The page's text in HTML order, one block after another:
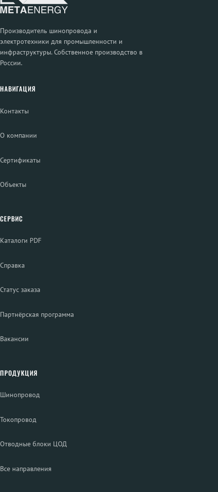
Производитель шинопровода и
электротехники для промышленности и
инфраструктуры. Собственное производство в
России.
НАВИГАЦИЯ
Контакты
О компании
Сертификаты
Объекты
СЕРВИС
Каталоги PDF
Справка
Статус заказа
Партнёрская программа
Вакансии
ПРОДУКЦИЯ
Шинопровод
Токопровод
Отводные блоки ЦОД
Все направления